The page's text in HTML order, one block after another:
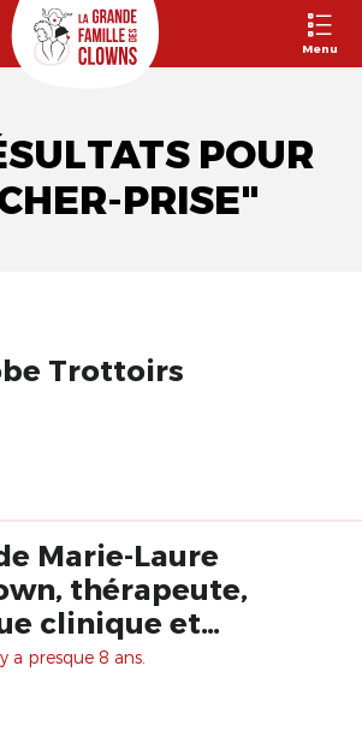
Menu
POUR
PRISE"
Trottoirs
Marie-Laure
thérapeute,
clinique et
a presque 8 ans.